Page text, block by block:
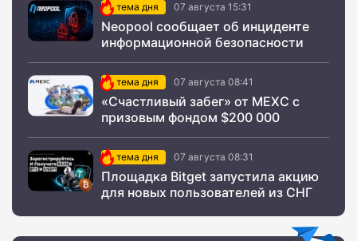
тема дня 07 августа 15:31
Neopool сообщает об инциденте
информационной безопасности
тема дня 07 августа 08:41
«Счастливый забег» от MEXC с
призовым фондом $200 000
тема дня 07 августа 08:31
Площадка Bitget запустила акцию
для новых пользователей из СНГ